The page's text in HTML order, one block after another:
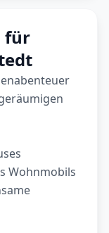
für
Wohnmobils